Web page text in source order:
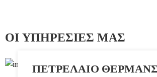
ΟΙ ΥΠΗΡΕΣΙΕΣ ΜΑΣ
ΠΕΤΡΈΛΑΙΟ